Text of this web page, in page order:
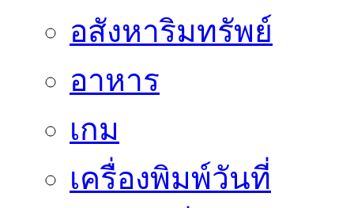
อสังหาริมทรัพย์
อาหาร
เกม
เครื่องพิมพ์วันที่